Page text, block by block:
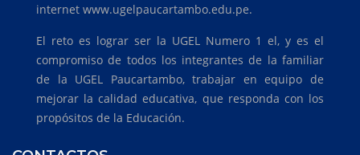
internet www.ugelpaucartambo.edu.pe.
El reto es lograr ser la UGEL Numero 1 el, y es el
compromiso de todos los integrantes de la familiar
de la UGEL Paucartambo, trabajar en equipo de
mejorar la calidad educativa, que responda con los
propósitos de la Educación.